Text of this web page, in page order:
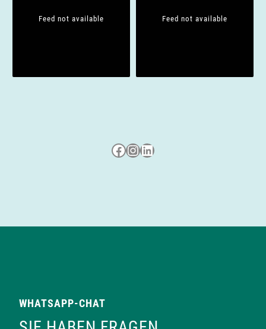
Feed not available Feed not available
Besuche uns auf Facebook
Besuche uns auf Instagram
LinkedIn
WHATSAPP-CHAT